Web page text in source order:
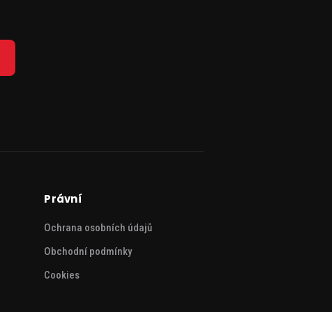
Právní
Ochrana osobních údajů
Obchodní podmínky
Cookies